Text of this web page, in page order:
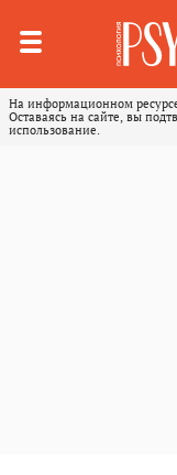
На информационном
Оставаясь на сайте, вы
использование.